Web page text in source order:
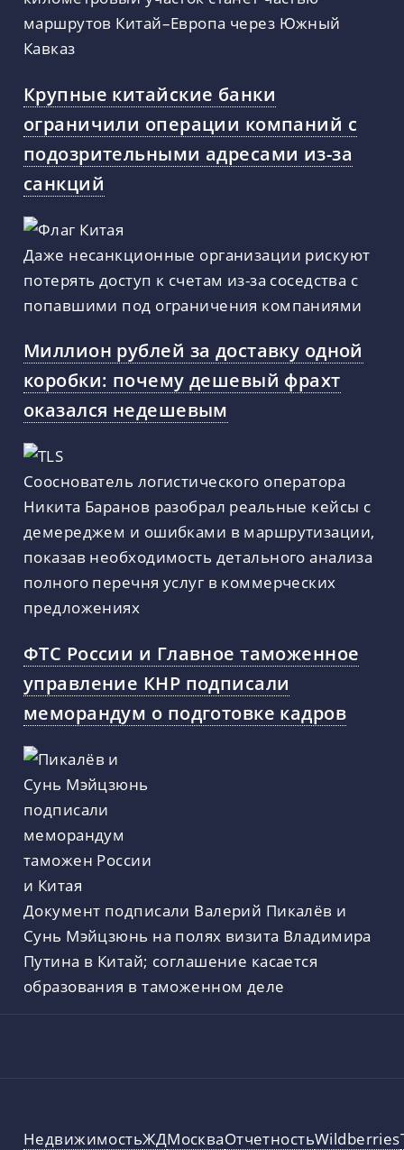
маршрутов Китай–Европа через Южный
Кавказ
Крупные китайские банки
ограничили операции компаний с
подозрительными адресами из-за
санкций
Даже несанкционные организации рискуют
потерять доступ к счетам из-за соседства с
попавшими под ограничения компаниями
Миллион рублей за доставку одной
коробки: почему дешевый фрахт
оказался недешевым
Сооснователь логистического оператора
Никита Баранов разобрал реальные кейсы с
демереджем и ошибками в маршрутизации,
показав необходимость детального анализа
полного перечня услуг в коммерческих
предложениях
ФТС России и Главное таможенное
управление КНР подписали
меморандум о подготовке кадров
Документ подписали Валерий Пикалёв и
Сунь Мэйцзюнь на полях визита Владимира
Путина в Китай; соглашение касается
образования в таможенном деле
НедвижимостьЖДМоскваОтчетностьWildberries